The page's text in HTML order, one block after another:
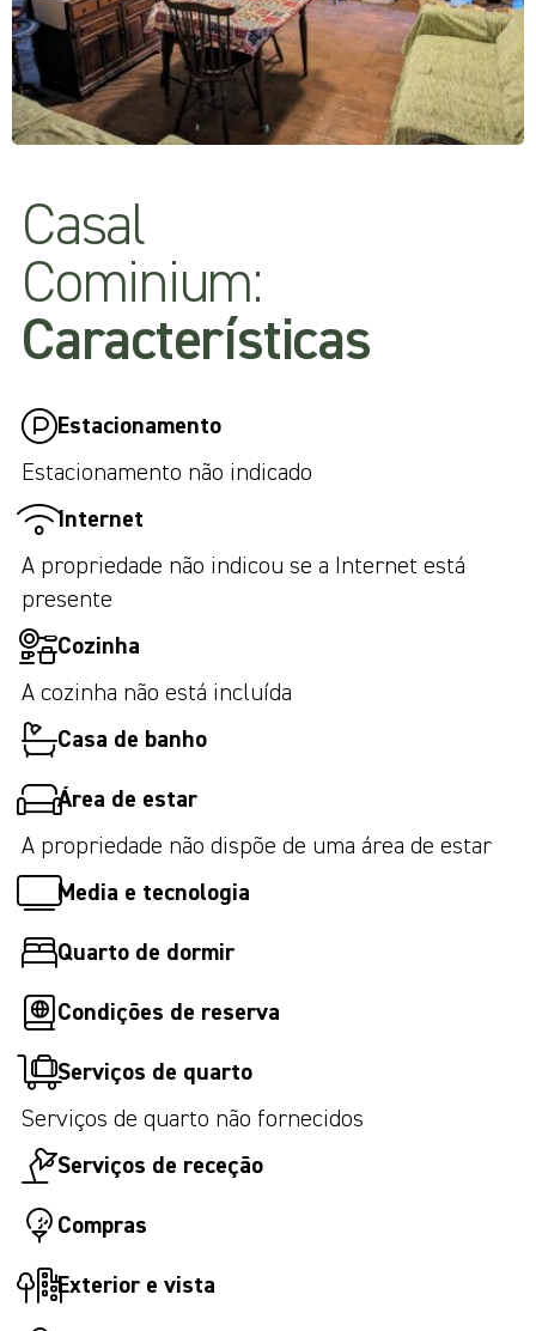
Casal
Cominium:
Características
Estacionamento
Estacionamento não indicado
Internet
A propriedade não indicou se a Internet está
presente
Cozinha
A cozinha não está incluída
Casa de banho
Área de estar
A propriedade não dispõe de uma área de estar
Media e tecnologia
Quarto de dormir
Condições de reserva
Serviços de quarto
Serviços de quarto não fornecidos
Serviços de receção
Compras
Exterior e vista